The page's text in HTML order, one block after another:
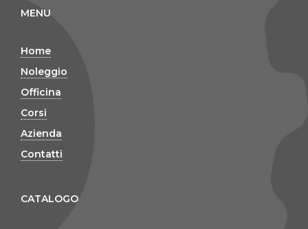
MENU
Home
Noleggio
Officina
Corsi
Azienda
Contatti
CATALOGO